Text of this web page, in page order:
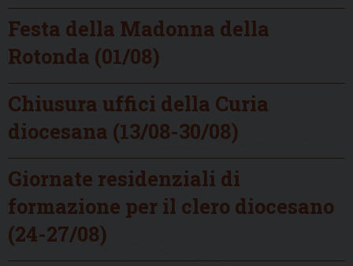
Festa della Madonna della
Rotonda (01/08)
Chiusura uffici della Curia
diocesana (13/08-30/08)
Giornate residenziali di
formazione per il clero diocesano
(24-27/08)